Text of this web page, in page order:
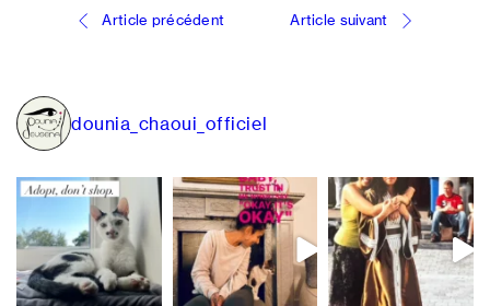
Navigation
l’article
Article précédent Article suivant
dounia_chaoui_officiel